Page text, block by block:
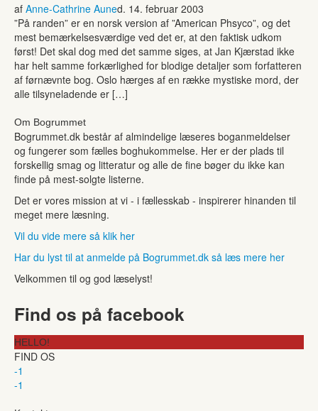
af Anne-Cathrine Auned. 14. februar 2003
”På randen” er en norsk version af ”American Phsyco”, og det
mest bemærkelsesværdige ved det er, at den faktisk udkom
først! Det skal dog med det samme siges, at Jan Kjærstad ikke
har helt samme forkærlighed for blodige detaljer som forfatteren
af førnævnte bog. Oslo hærges af en række mystiske mord, der
alle tilsyneladende er […]
Om Bogrummet
Bogrummet.dk består af almindelige læseres boganmeldelser
og fungerer som fælles boghukommelse. Her er der plads til
forskellig smag og litteratur og alle de fine bøger du ikke kan
finde på mest-solgte listerne.
Det er vores mission at vi - i fællesskab - inspirerer hinanden til
meget mere læsning.
Vil du vide mere så klik her
Har du lyst til at anmelde på Bogrummet.dk så læs mere her
Velkommen til og god læselyst!
Find os på facebook
HELLO!
FIND OS
-1
-1